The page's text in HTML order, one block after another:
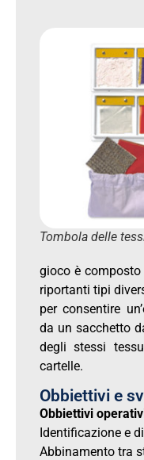
Tombola delle
gioco è
riportanti tipi
per consentire
da un sacchetto
degli stessi
cartelle.
Obbiettivi e
Obbiettivi
Identificazione e
Abbinamento tra